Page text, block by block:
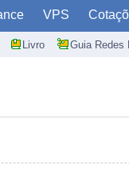
VPS
Livro Guia Redes